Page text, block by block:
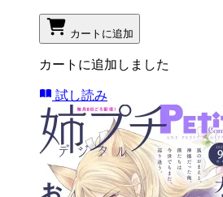
カートに追加
カートに追加しました
試し読み